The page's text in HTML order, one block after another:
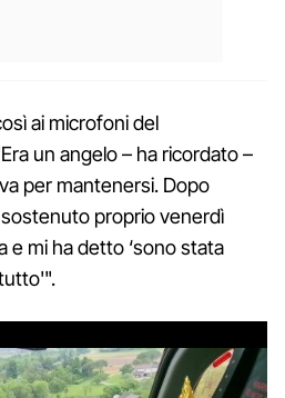
ai microfoni del
un angelo – ha ricordato –
per mantenersi. Dopo
proprio venerdì
e mi ha detto ‘sono stata